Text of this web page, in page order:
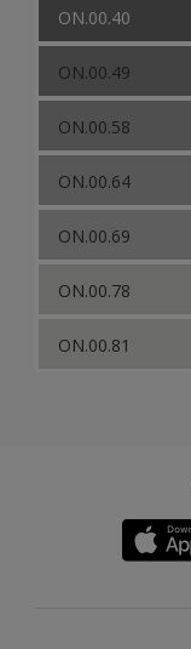
ON.00.40
ON.00.49
ON.00.58
ON.00.64
ON.00.69
ON.00.78
ON.00.81